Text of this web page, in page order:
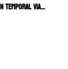
TEMPORAL VIARDEN